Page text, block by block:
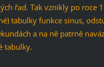
řad. Tak vznikly po roce
tabulky funkce sinus,
a na ně patrně
tabulky.